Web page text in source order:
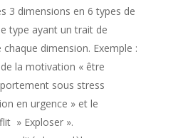
3 dimensions en 6 types de
type ayant un trait de
dimension. Exemple :
la motivation « être
sous stress
en urgence » et le
» Exploser ».